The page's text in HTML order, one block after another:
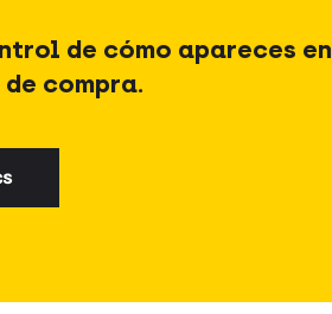
de cómo apareces en
compra.